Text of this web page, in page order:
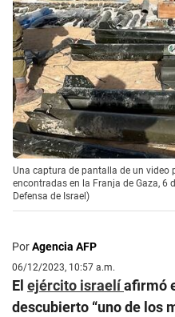
Una captura de pantalla de un video
encontradas en la Franja de Gaza, 6
Defensa de Israel)
PorAgencia AFP
06/12/2023, 10:57 a.m.
El ejército israelíafirmó
descubierto “uno de los